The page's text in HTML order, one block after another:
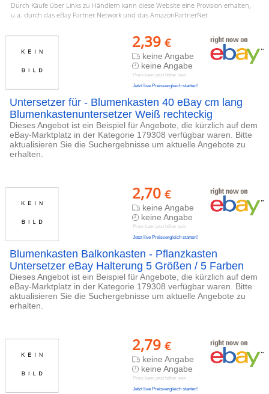
Durch Käufe über Links zu Händlern kann diese Website eine Provision erhalten,
u.a. durch das eBay Partner Network und das AmazonPartnerNet
2,39 €
keine Angabe
keine Angabe
Preis kann jetzt höher sein
Jetzt live Preisvergleich starten!
Untersetzer für - Blumenkasten 40 eBay cm lang
Blumenkastenuntersetzer Weiß rechteckig
Dieses Angebot ist ein Beispiel für Angebote, die kürzlich auf dem
eBay-Marktplatz in der Kategorie 179308 verfügbar waren. Bitte
aktualisieren Sie die Suchergebnisse um aktuelle Angebote zu
erhalten.
2,70 €
keine Angabe
keine Angabe
Preis kann jetzt höher sein
Jetzt live Preisvergleich starten!
Blumenkasten Balkonkasten - Pflanzkasten
Untersetzer eBay Halterung 5 Größen / 5 Farben
Dieses Angebot ist ein Beispiel für Angebote, die kürzlich auf dem
eBay-Marktplatz in der Kategorie 179308 verfügbar waren. Bitte
aktualisieren Sie die Suchergebnisse um aktuelle Angebote zu
erhalten.
2,79 €
keine Angabe
keine Angabe
Preis kann jetzt höher sein
Jetzt live Preisvergleich starten!